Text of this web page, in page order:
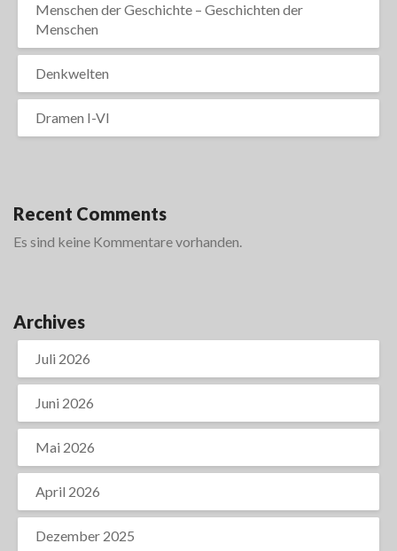
Menschen der Geschichte – Geschichten der
Menschen
Denkwelten
Dramen I-VI
Recent Comments
Es sind keine Kommentare vorhanden.
Archives
Juli 2026
Juni 2026
Mai 2026
April 2026
Dezember 2025